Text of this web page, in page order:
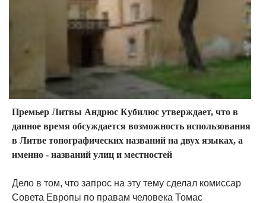
Премьер Литвы Андрюс Кубилюс утверждает, что в
данное время обсуждается возможность использования
в Литве топографических названий на двух языках, а
именно - названий улиц и местностей
Дело в том, что запрос на эту тему сделал комиссар
Совета Европы по правам человека Томас